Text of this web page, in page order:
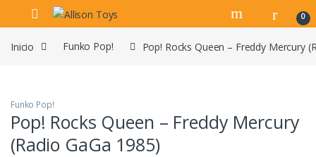
Navegar
Ir al contenido
0
Inicio Funko Pop! Pop! Rocks Queen – Freddy Mercury
Funko Pop!
Pop! Rocks Queen – Freddy Mercury
(Radio GaGa 1985)